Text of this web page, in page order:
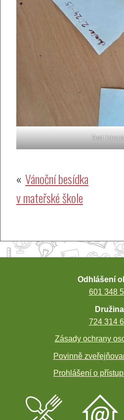
Test
Navigace
pro
Vánoční besídka
v mateřské škole
Odhlášení
601 348
724 314
Zásady ochrany
Povinně
Prohlášení o